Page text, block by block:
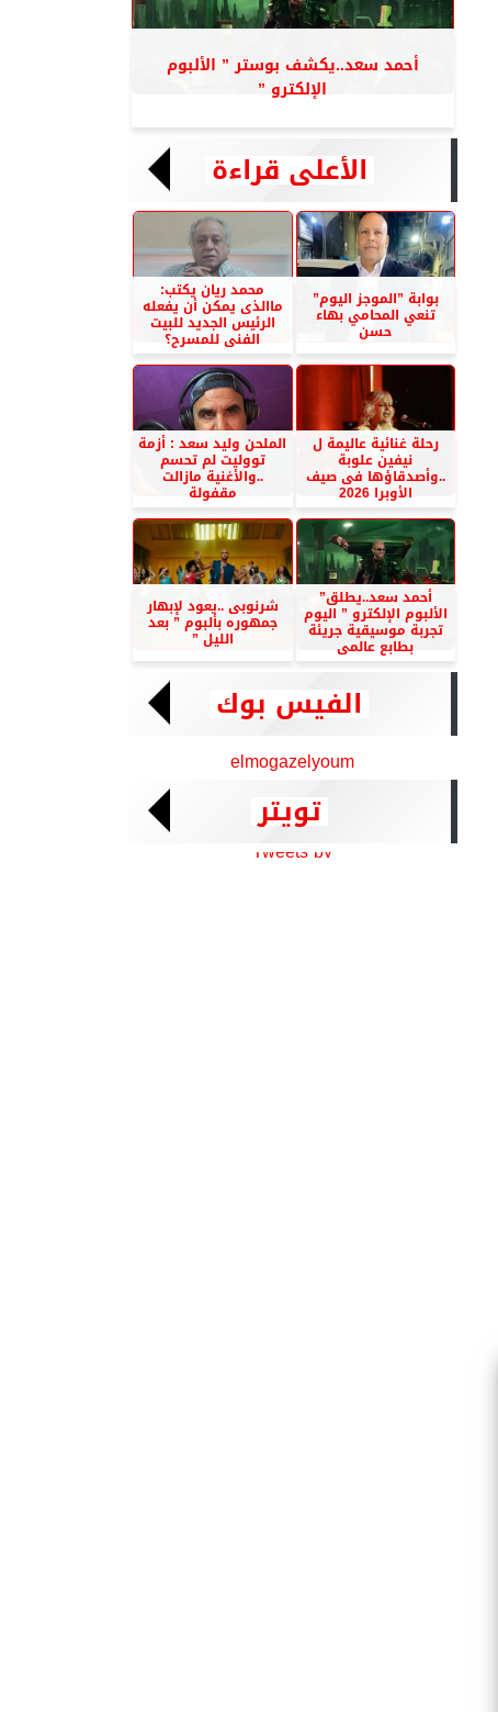
أحمد سعد..يكشف بوستر ” الألبوم
الإلكترو ”
الأعلى قراءة
بوابة ”الموجز اليوم”
تنعي المحامي بهاء
حسن
محمد ريان يكتب:
ماالذى يمكن أن يفعله
الرئيس الجديد للبيت
الفنى للمسرح؟
رحلة غنائية عاليمة ل
نيفين علوبة
..وأصدقاؤها فى صيف
الأوبرا 2026
الملحن وليد سعد : أزمة
تووليت لم تحسم
..والأغنية مازالت
مقفولة
أحمد سعد..يطلق”
الألبوم الإلكترو ” اليوم
تجربة موسيقية جريئة
بطابع عالمى
شرنوبى ..يعود لإبهار
جمهوره بألبوم ” بعد
الليل ”
الفيس بوك
elmogazelyoum
تويتر
Tweets by